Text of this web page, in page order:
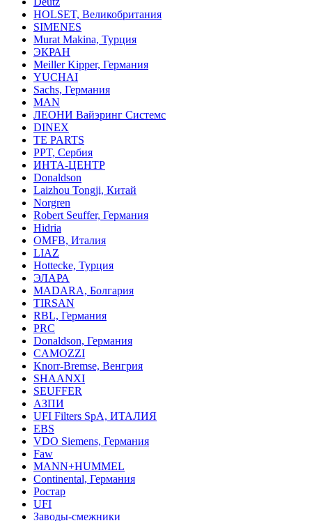
HOLSET, Великобритания
SIMENES
Murat Makina, Турция
ЭКРАН
Meiller Kipper, Германия
YUCHAI
Sachs, Германия
MAN
ЛЕОНИ Вайэринг Системс
DINEX
TE PARTS
PPT, Сербия
ИНТА-ЦЕНТР
Donaldson
Laizhou Tongji, Китай
Norgren
Robert Seuffer, Германия
Hidria
OMFB, Италия
LIAZ
Hottecke, Турция
ЭЛАРА
MADARA, Болгария
TIRSAN
RBL, Германия
PRC
Donaldson, Германия
CAMOZZI
Knorr-Bremse, Венгрия
SHAANXI
SEUFFER
АЗПИ
UFI Filters SpA, ИТАЛИЯ
EBS
VDO Siemens, Германия
Faw
MANN+HUMMEL
Continental, Германия
Ростар
UFI
Заводы-смежники